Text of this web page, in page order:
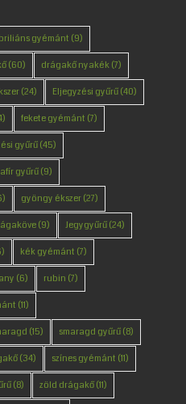
briliáns gyémánt (9)
(60) drágakő nyakék(7)
(24) Eljegyzési gyűrű(40)
fekete gyémánt (7)
gyűrű(45)
gyűrű(9)
gyöngy ékszer(27)
(9) Jegygyűrű(24)
kék gyémánt (7)
(6) rubin (7)
(11)
(15) smaragd gyűrű(8)
(34) színes gyémánt (11)
(8) zöld drágakő(11)